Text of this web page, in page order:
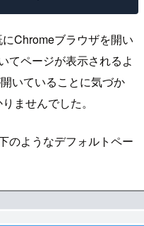
Chromeブラウザを開い
てページが表示されるよ
いていることに気づか
ませんでした。
のようなデフォルトペー